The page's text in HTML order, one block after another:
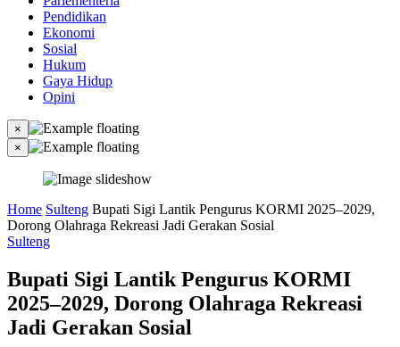
Pendidikan
Ekonomi
Sosial
Hukum
Gaya Hidup
Opini
×
×
Home Sulteng Bupati Sigi Lantik Pengurus KORMI 2025–2029,
Dorong Olahraga Rekreasi Jadi Gerakan Sosial
Sulteng
Bupati Sigi Lantik Pengurus KORMI
2025–2029, Dorong Olahraga Rekreasi
Jadi Gerakan Sosial